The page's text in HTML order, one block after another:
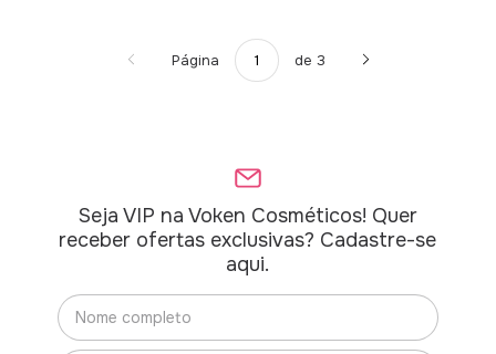
Página de 3
Seja VIP na Voken Cosméticos! Quer
receber ofertas exclusivas? Cadastre-se
aqui.